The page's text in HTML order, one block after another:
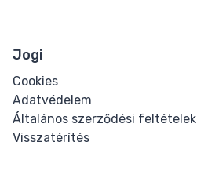
Jogi
Cookies
Adatvédelem
Általános szerződési feltételek
Visszatérítés